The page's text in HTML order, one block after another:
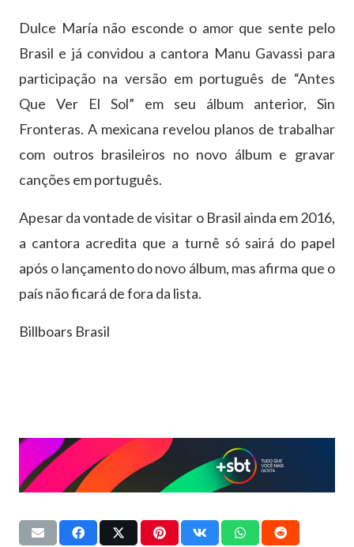
Dulce María não esconde o amor que sente pelo
Brasil e já convidou a cantora Manu Gavassi para
participação na versão em português de “Antes
Que Ver El Sol” em seu álbum anterior, Sin
Fronteras. A mexicana revelou planos de trabalhar
com outros brasileiros no novo álbum e gravar
canções em português.
Apesar da vontade de visitar o Brasil ainda em 2016,
a cantora acredita que a turnê só sairá do papel
após o lançamento do novo álbum, mas afirma que o
país não ficará de fora da lista.
Billboars Brasil